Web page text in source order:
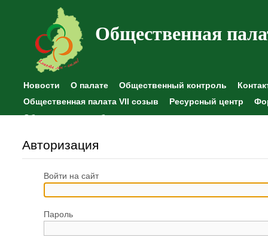
Общественная
Новости О палате Общественный контроль
Общественная палата VII созыв
Ресурсный центр
Общественные наблюдения
Авторизация
Войти на сайт
Пароль